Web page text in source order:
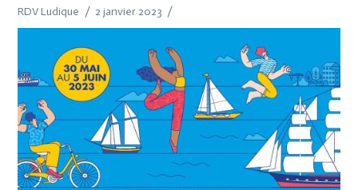
RDV Ludique 2 janvier 2023